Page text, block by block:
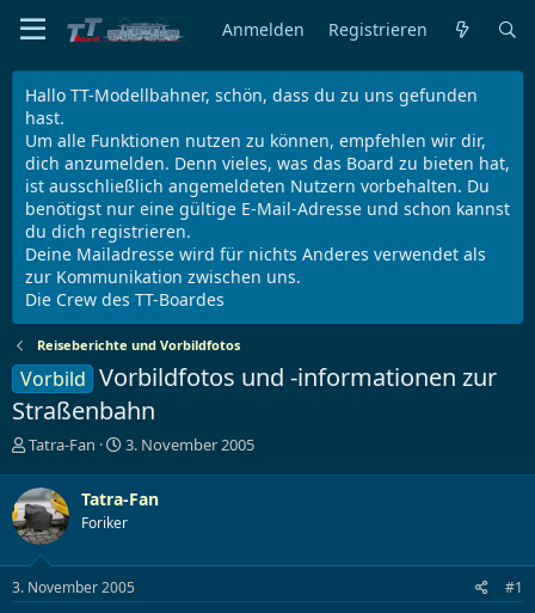
Anmelden Registrieren
Hallo TT-Modellbahner, schön, dass du zu uns gefunden
hast.
Um alle Funktionen nutzen zu können, empfehlen wir dir,
dich anzumelden. Denn vieles, was das Board zu bieten hat,
ist ausschließlich angemeldeten Nutzern vorbehalten. Du
benötigst nur eine gültige E-Mail-Adresse und schon kannst
du dich registrieren.
Deine Mailadresse wird für nichts Anderes verwendet als
zur Kommunikation zwischen uns.
Die Crew des TT-Boardes
Reiseberichte und Vorbildfotos
Vorbild Vorbildfotos und -informationen zur
Straßenbahn
E
s
t
e
l
e
Tatra-Fan
E
t
e
l
t
3. November 2005
Tatra-Fan
Foriker
3. November 2005 #1